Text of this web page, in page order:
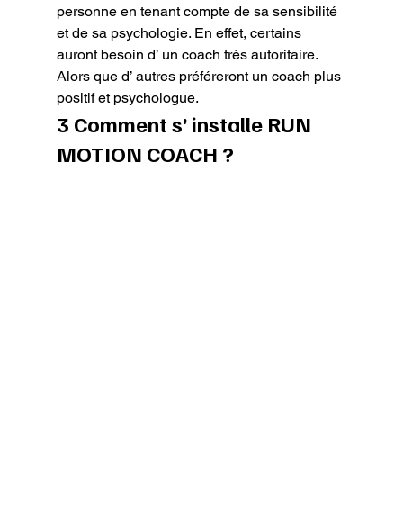
personne en tenant compte de sa sensibilité
et de sa psychologie. En effet, certains
auront besoin d’ un coach très autoritaire.
Alors que d’ autres préféreront un coach plus
positif et psychologue.
3 Comment s’ installe RUN
MOTION COACH ?